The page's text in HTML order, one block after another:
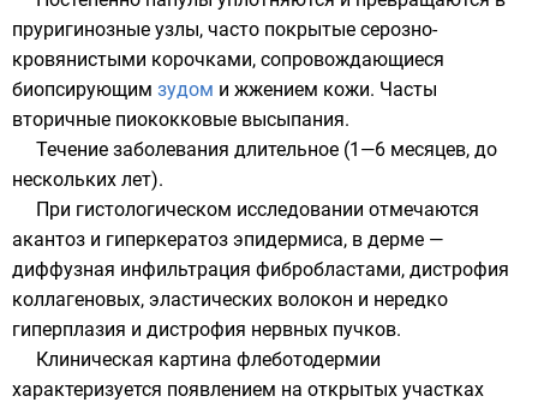
пруригинозные узлы, часто покрытые серозно-
кровянистыми корочками, сопровождающиеся
биопсирующим зудом и жжением кожи. Часты
вторичные пиококковые высыпания.
Течение заболевания длительное (1—6 месяцев, до
нескольких лет).
При гистологическом исследовании отмечаются
акантоз и гиперкератоз эпидермиса, в дерме —
диффузная инфильтрация фибробластами, дистрофия
коллагеновых, эластических волокон и нередко
гиперплазия и дистрофия нервных пучков.
Клиническая картина флеботодермии
характеризуется появлением на открытых участках